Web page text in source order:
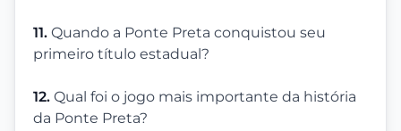
11. Quando a Ponte Preta conquistou seu
primeiro título estadual?
12. Qual foi o jogo mais importante da história
da Ponte Preta?